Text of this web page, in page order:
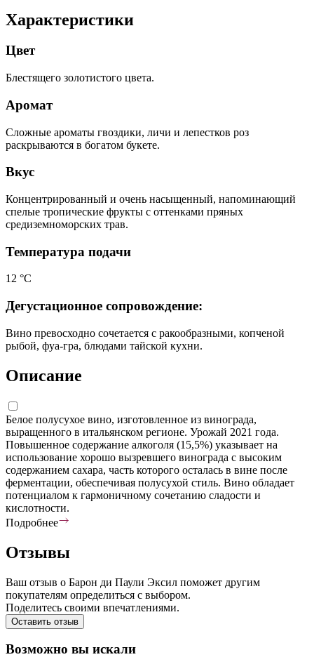
Характеристики
Цвет
Блестящего золотистого цвета.
Аромат
Сложные ароматы гвоздики, личи и лепестков роз
раскрываются в богатом букете.
Вкус
Концентрированный и очень насыщенный, напоминающий
спелые тропические фрукты с оттенками пряных
средиземноморских трав.
Температура подачи
12 °С
Дегустационное сопровождение:
Вино превосходно сочетается с ракообразными, копченой
рыбой, фуа-гра, блюдами тайской кухни.
Описание
Белое полусухое вино, изготовленное из винограда,
выращенного в итальянском регионе. Урожай 2021 года.
Повышенное содержание алкоголя (15,5%) указывает на
использование хорошо вызревшего винограда с высоким
содержанием сахара, часть которого осталась в вине после
ферментации, обеспечивая полусухой стиль. Вино обладает
потенциалом к гармоничному сочетанию сладости и
кислотности.
Подробнее
Отзывы
Ваш отзыв о Барон ди Паули Эксил поможет другим
покупателям определиться с выбором.
Поделитесь своими впечатлениями.
Оставить отзыв
Возможно вы искали